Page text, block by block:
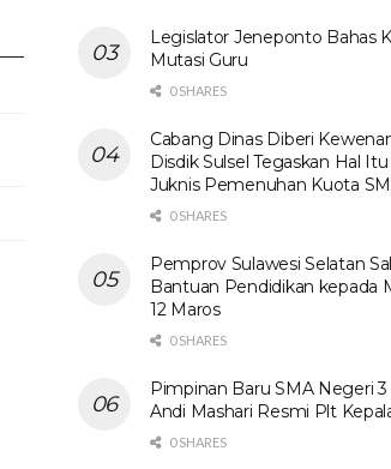
Legislator Jeneponto Bahas
Mutasi Guru
0 SHARES
Cabang Dinas Diberi
Disdik Sulsel Tegaskan Hal Itu
Juknis Pemenuhan Kuota
0 SHARES
Pemprov Sulawesi Selatan
Bantuan Pendidikan kepada
12 Maros
0 SHARES
Pimpinan Baru SMA Negeri 3
Andi Mashari Resmi Plt
0 SHARES